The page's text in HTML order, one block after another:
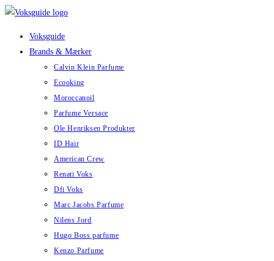
Skip
Voksguide
Brands & Mærker
Calvin Klein Parfume
Ecooking
Moroccanoil
Parfume Versace
Ole Henriksen Produkter
ID Hair
American Crew
Renati Voks
Dfi Voks
Marc Jacobs Parfume
Nilens Jord
Hugo Boss parfume
Kenzo Parfume